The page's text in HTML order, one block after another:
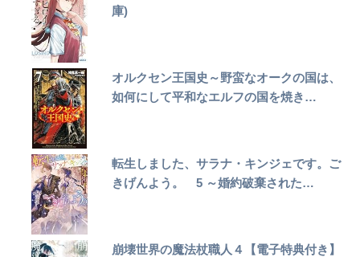
庫)
オルクセン王国史～野蛮なオークの国は、
如何にして平和なエルフの国を焼き…
転生しました、サラナ・キンジェです。ご
きげんよう。 5 ～婚約破棄された…
崩壊世界の魔法杖職人４【電子特典付き】